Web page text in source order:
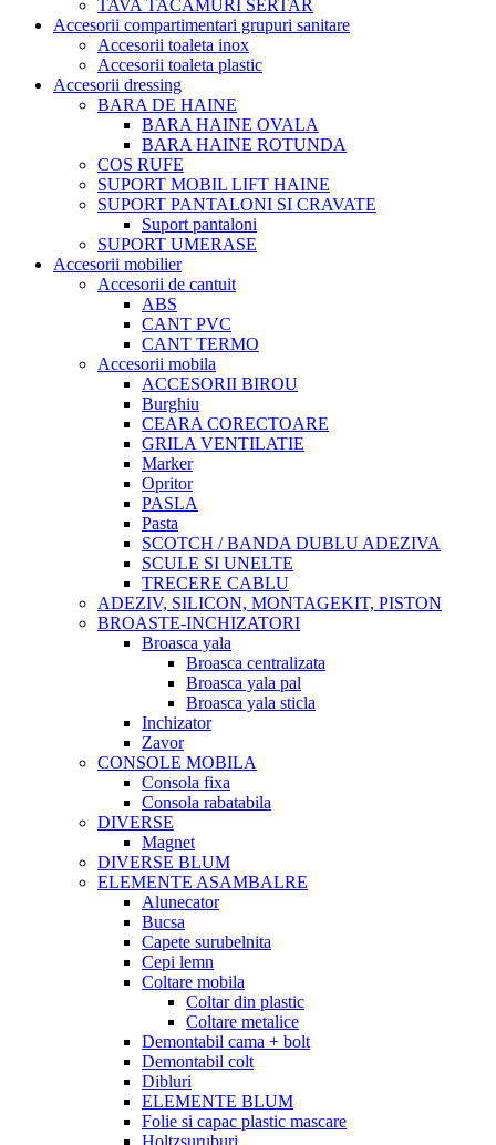
TAVA TACAMURI SERTAR
Accesorii compartimentari grupuri sanitare
Accesorii toaleta inox
Accesorii toaleta plastic
Accesorii dressing
BARA DE HAINE
BARA HAINE OVALA
BARA HAINE ROTUNDA
COS RUFE
SUPORT MOBIL LIFT HAINE
SUPORT PANTALONI SI CRAVATE
Suport pantaloni
SUPORT UMERASE
Accesorii mobilier
Accesorii de cantuit
ABS
CANT PVC
CANT TERMO
Accesorii mobila
ACCESORII BIROU
Burghiu
CEARA CORECTOARE
GRILA VENTILATIE
Marker
Opritor
PASLA
Pasta
SCOTCH / BANDA DUBLU ADEZIVA
SCULE SI UNELTE
TRECERE CABLU
ADEZIV, SILICON, MONTAGEKIT, PISTON
BROASTE-INCHIZATORI
Broasca yala
Broasca centralizata
Broasca yala pal
Broasca yala sticla
Inchizator
Zavor
CONSOLE MOBILA
Consola fixa
Consola rabatabila
DIVERSE
Magnet
DIVERSE BLUM
ELEMENTE ASAMBALRE
Alunecator
Bucsa
Capete surubelnita
Cepi lemn
Coltare mobila
Coltar din plastic
Coltare metalice
Demontabil cama + bolt
Demontabil colt
Dibluri
ELEMENTE BLUM
Folie si capac plastic mascare
Holtzsuruburi